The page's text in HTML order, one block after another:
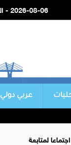
2026-08-06 - الخميس
عربي دولي
لمتابعة